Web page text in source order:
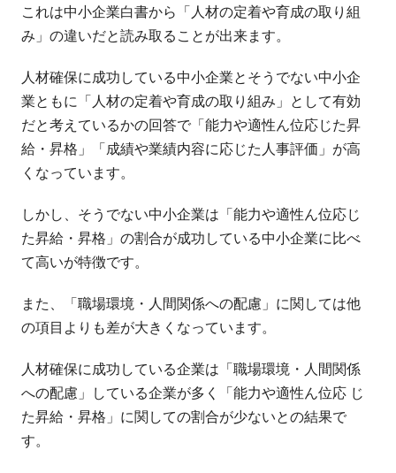
これは中小企業白書から「人材の定着や育成の取り組
み」の違いだと読み取ることが出来ます。
人材確保に成功している中小企業とそうでない中小企
業ともに「人材の定着や育成の取り組み」として有効
だと考えているかの回答で「能力や適性ん位応じた昇
給・昇格」「成績や業績内容に応じた人事評価」が高
くなっています。
しかし、そうでない中小企業は「能力や適性ん位応じ
た昇給・昇格」の割合が成功している中小企業に比べ
て高いが特徴です。
また、「職場環境・人間関係への配慮」に関しては他
の項目よりも差が大きくなっています。
人材確保に成功している企業は「職場環境・人間関係
への配慮」している企業が多く「能力や適性ん位応 じ
た昇給・昇格」に関しての割合が少ないとの結果で
す。